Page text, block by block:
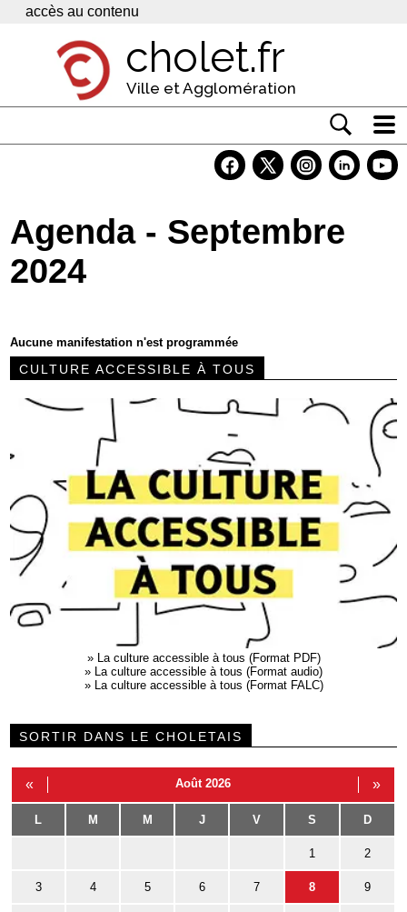
Panneau de gestion des cookies
accès au contenu
cholet.fr
Ville et Agglomération
Economie
Services
Agenda - Septembre
2024
Aucune manifestation n'est programmée
CULTURE ACCESSIBLE À TOUS
»
La culture accessible à tous (Format PDF)
»
La culture accessible à tous (Format audio)
»
La culture accessible à tous (Format FALC)
SORTIR DANS LE CHOLETAIS
« Août 2026 »
L M M J V S D
1 2
3 4 5 6 7 8 9